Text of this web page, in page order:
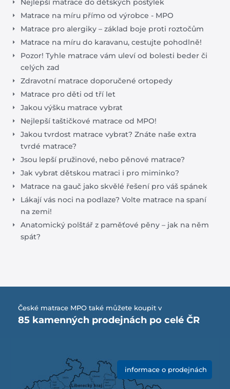
Nejlepší matrace do dětských postýlek
Matrace na míru přímo od výrobce - MPO
Matrace pro alergiky – základ boje proti roztočům
Matrace na míru do karavanu, cestujte pohodlně!
Pozor! Tyhle matrace vám uleví od bolesti beder či
celých zad
Zdravotní matrace doporučené ortopedy
Matrace pro děti od tří let
Jakou výšku matrace vybrat
Nejlepší taštičkové matrace od MPO!
Jakou tvrdost matrace vybrat? Znáte naše extra
tvrdé matrace?
Jsou lepší pružinové, nebo pěnové matrace?
Jak vybrat dětskou matraci i pro miminko?
Matrace na gauč jako skvělé řešení pro váš spánek
Lákají vás noci na podlaze? Volte matrace na spaní
na zemi!
Anatomický polštář z paměťové pěny – jak na něm
spát?
České matrace MPO také můžete koupit v
85 kamenných prodejnách po celé ČR
informace o prodejnách